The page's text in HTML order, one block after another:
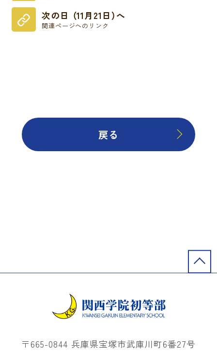
次の日 （11月21日）へ
関連ページへのリンク
戻る
〒665-0844 兵庫県宝塚市武庫川町6番27号